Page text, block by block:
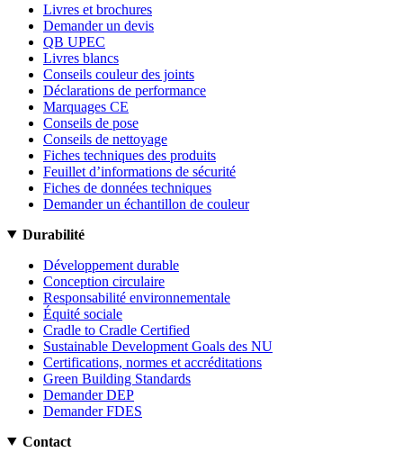
Livres et brochures
Demander un devis
QB UPEC
Livres blancs
Conseils couleur des joints
Déclarations de performance
Marquages CE
Conseils de pose
Conseils de nettoyage
Fiches techniques des produits
Feuillet d’informations de sécurité
Fiches de données techniques
Demander un échantillon de couleur
Durabilité
Développement durable
Conception circulaire
Responsabilité environnementale
Équité sociale
Cradle to Cradle Certified
Sustainable Development Goals des NU
Certifications, normes et accréditations
Green Building Standards
Demander DEP
Demander FDES
Contact